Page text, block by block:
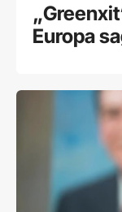
Europa